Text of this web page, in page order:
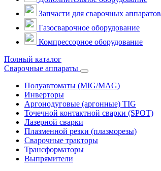
Запчасти для сварочных аппаратов
Газосварочное оборудование
Компрессорное оборудование
Полный каталог
Сварочные аппараты
Полуавтоматы (MIG/MAG)
Инверторы
Аргонодуговые (аргонные) TIG
Точечной контактной сварки (SPOT)
Лазерной сварки
Плазменной резки (плазморезы)
Сварочные тракторы
Трансформаторы
Выпрямители